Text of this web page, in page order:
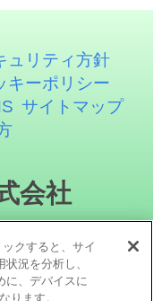
ュリティ方針
キーポリシー
サイトマップ
会社
クすると、サイ
況を分析し、
に、デバイスに
ります。